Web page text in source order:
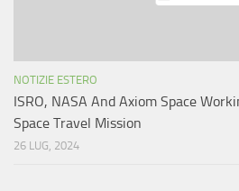
NOTIZIE ESTERO
ISRO, NASA And Axiom Space
Space Travel Mission
26 LUG, 2024